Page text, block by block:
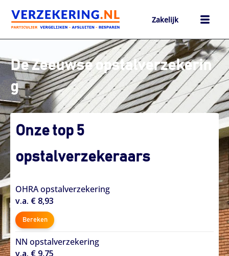
naar
inhoud
Zakelijk
De Zeeuwse opstalverzekerin
g
Onze top 5
opstalverzekeraars
OHRA opstalverzekering
v.a. € 8,93
Bereken
NN opstalverzekering
v.a. € 9,75